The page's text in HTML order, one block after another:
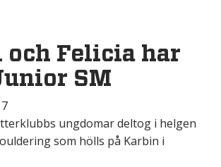
och Felicia har
SM
ungdomar deltog i helgen
som hölls på Karbin i